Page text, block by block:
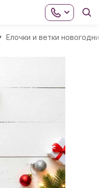
Елочки и ветки